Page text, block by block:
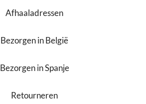
Afhaaladressen
Bezorgen in België
Bezorgen in Spanje
Retourneren